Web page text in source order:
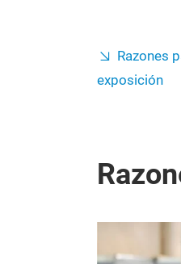
Razones
exposición